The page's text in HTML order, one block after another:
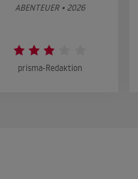
ABENTEUER • 2026
prisma-Redaktion